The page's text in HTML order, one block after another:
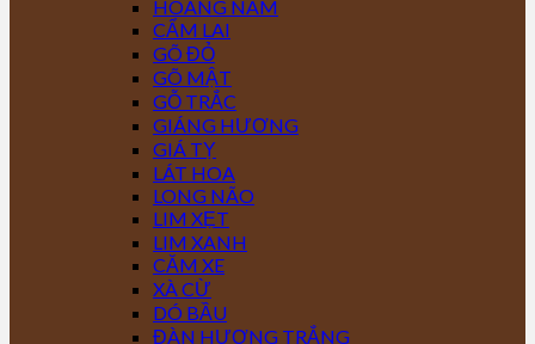
HOÀNG NAM
CẨM LAI
GÕ ĐỎ
GÕ MẬT
GỖ TRẮC
GIÁNG HƯƠNG
GIÁ TỴ
LÁT HOA
LONG NÃO
LIM XẸT
LIM XANH
CĂM XE
XÀ CỪ
DÓ BẦU
ĐÀN HƯƠNG TRẮNG